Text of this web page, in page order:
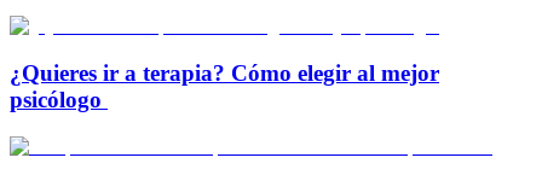
¿Quieres ir a terapia? Cómo elegir al mejor
psicólogo